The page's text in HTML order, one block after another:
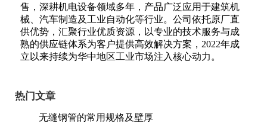
售，深耕机电设备领域多年，产品广泛应用于建筑机
械、汽车制造及工业自动化等行业。公司依托原厂直
供优势，汇聚行业优质资源，以专业的技术服务与成
熟的供应链体系为客户提供高效解决方案，2022年成
立以来持续为华中地区工业市场注入核心动力。
热门文章
无缝钢管的常用规格及壁厚